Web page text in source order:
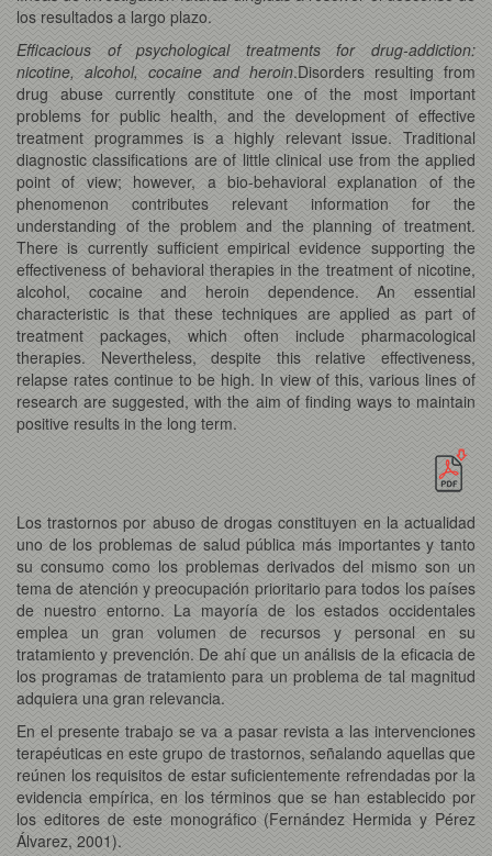
los resultados a largo plazo.
Efficacious of psychological treatments for drug-addiction:
nicotine, alcohol, cocaine and heroin.Disorders resulting from
drug abuse currently constitute one of the most important
problems for public health, and the development of effective
treatment programmes is a highly relevant issue. Traditional
diagnostic classifications are of little clinical use from the applied
point of view; however, a bio-behavioral explanation of the
phenomenon contributes relevant information for the
understanding of the problem and the planning of treatment.
There is currently sufficient empirical evidence supporting the
effectiveness of behavioral therapies in the treatment of nicotine,
alcohol, cocaine and heroin dependence. An essential
characteristic is that these techniques are applied as part of
treatment packages, which often include pharmacological
therapies. Nevertheless, despite this relative effectiveness,
relapse rates continue to be high. In view of this, various lines of
research are suggested, with the aim of finding ways to maintain
positive results in the long term.
Los trastornos por abuso de drogas constituyen en la actualidad
uno de los problemas de salud pública más importantes y tanto
su consumo como los problemas derivados del mismo son un
tema de atención y preocupación prioritario para todos los países
de nuestro entorno. La mayoría de los estados occidentales
emplea un gran volumen de recursos y personal en su
tratamiento y prevención. De ahí que un análisis de la eficacia de
los programas de tratamiento para un problema de tal magnitud
adquiera una gran relevancia.
En el presente trabajo se va a pasar revista a las intervenciones
terapéuticas en este grupo de trastornos, señalando aquellas que
reúnen los requisitos de estar suficientemente refrendadas por la
evidencia empírica, en los términos que se han establecido por
los editores de este monográfico (Fernández Hermida y Pérez
Álvarez, 2001).